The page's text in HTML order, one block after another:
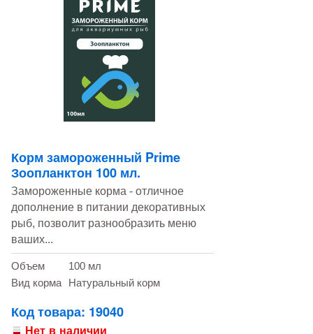
Корм замороженный Prime
Зоопланктон 100 мл.
Замороженные корма - отличное
дополнение в питании декоративных
рыб, позволит разнообразить меню
ваших...
Объем
100 мл
Вид корма
Натуральный корм
Код товара: 19040
Нет в наличии